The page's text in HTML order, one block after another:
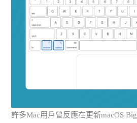
許多Mac用戶曾反應在更新macOS